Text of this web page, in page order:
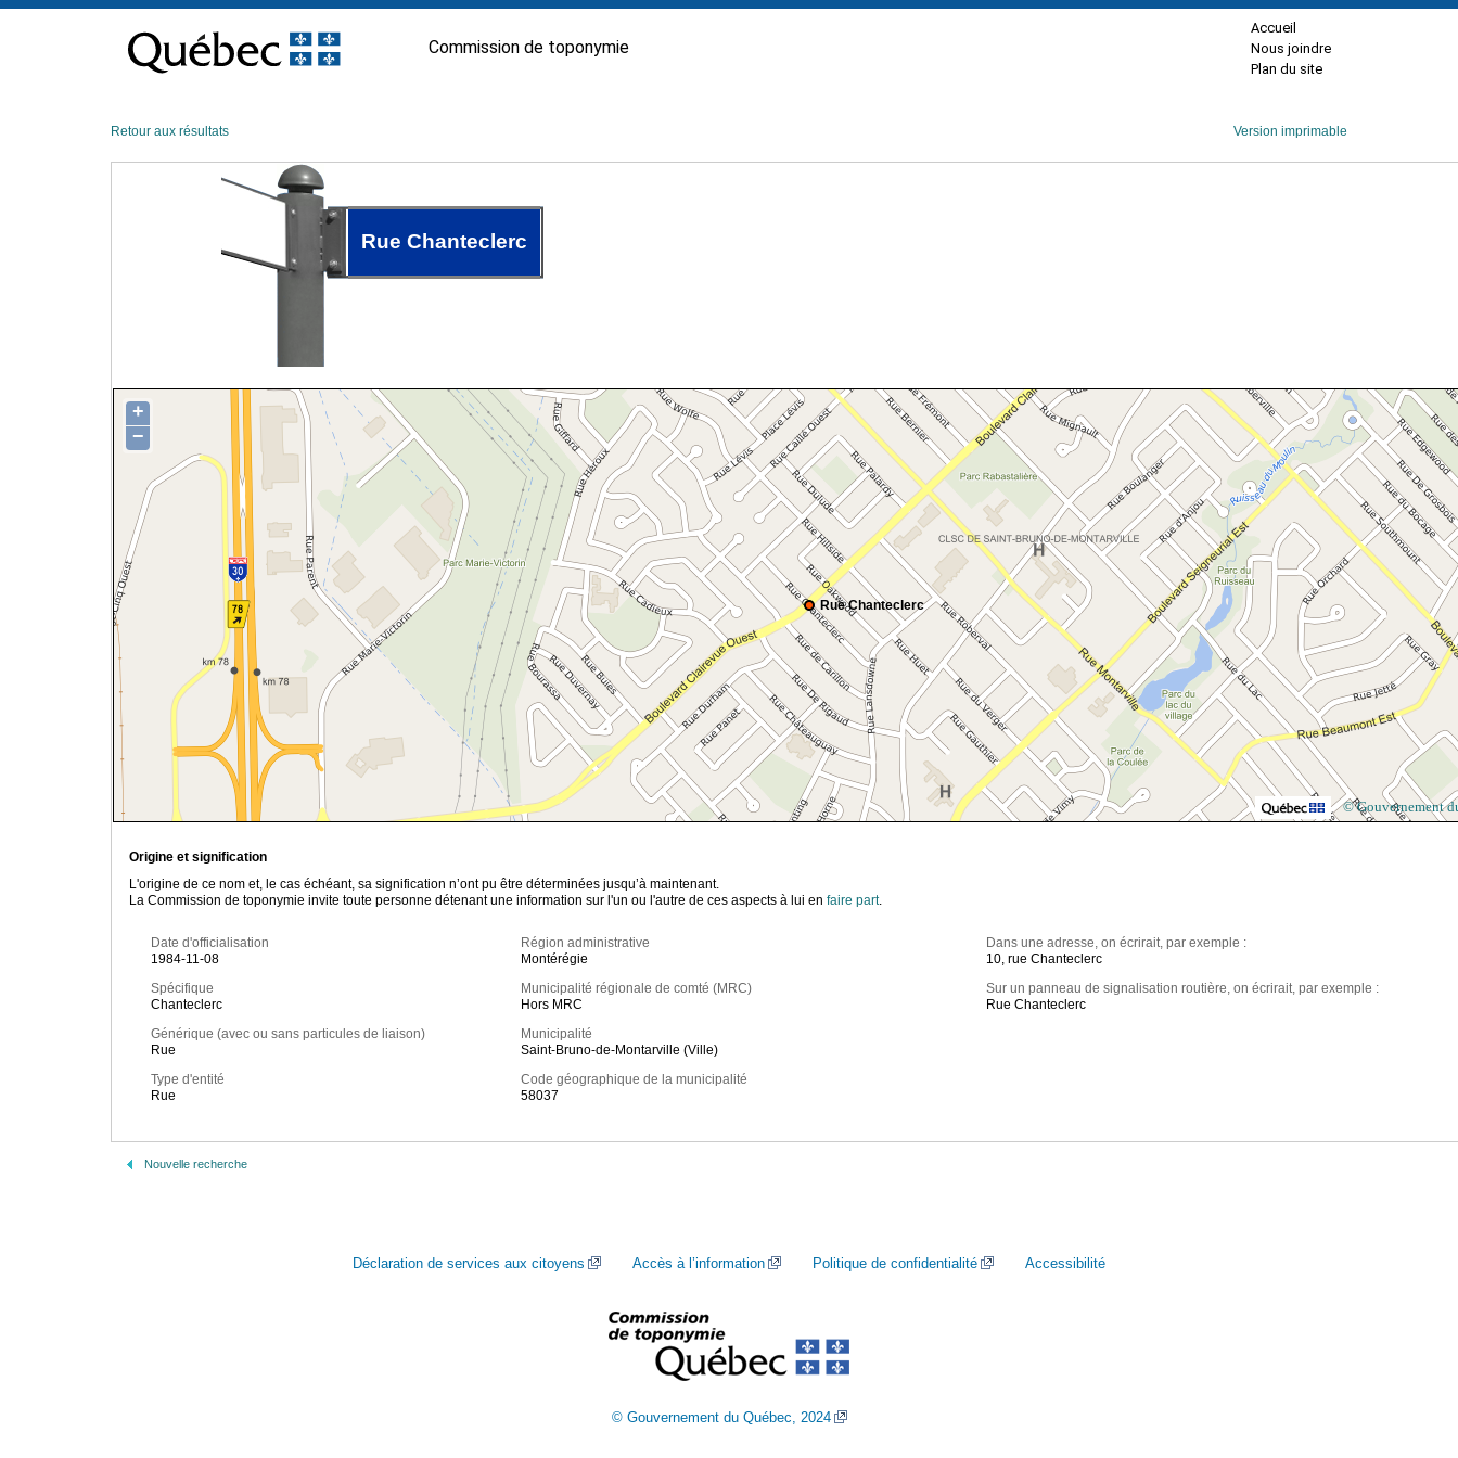
contenu
Commission de toponymie
Accueil
Nous joindre
Plan du site
Retour aux résultats Version imprimable
Rue Chanteclerc
Rue Chanteclerc
+
−
© Gouvernement
Origine et signification
L'origine de ce nom et, le cas échéant, sa signification n’ont pu être déterminées jusqu’à maintenant.
La Commission de toponymie invite toute personne détenant une information sur l'un ou l'autre de ces aspects à lui en faire part.
Date d'officialisation
1984-11-08
Spécifique
Chanteclerc
Générique (avec ou sans particules de liaison)
Rue
Type d'entité
Rue
Région administrative
Montérégie
Municipalité régionale de comté (MRC)
Hors MRC
Municipalité
Saint-Bruno-de-Montarville (Ville)
Code géographique de la municipalité
58037
Dans une adresse, on écrirait, par exemple :
10, rue Chanteclerc
Sur un panneau de signalisation routière, on écrirait, par exemple :
Rue Chanteclerc
Nouvelle recherche
Déclaration de services aux citoyens Accès à l’information Politique de confidentialité Accessibilité
© Gouvernement du Québec, 2024